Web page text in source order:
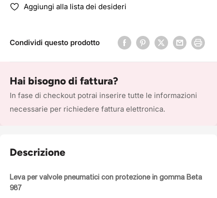
Aggiungi alla lista dei desideri
Condividi questo prodotto
Hai bisogno di fattura?
In fase di checkout potrai inserire tutte le informazioni
necessarie per richiedere fattura elettronica.
Descrizione
Leva per valvole pneumatici con protezione in gomma Beta
987